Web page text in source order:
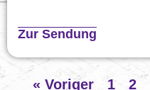
Zur Sendung
« Voriger 1 2